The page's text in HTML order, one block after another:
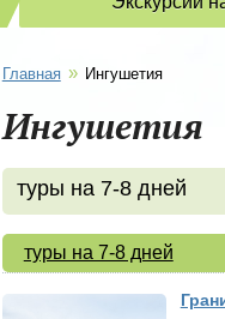
Главная » Ингушетия
Ингушетия
туры на 7-8 дней
туры на 7-8 дней